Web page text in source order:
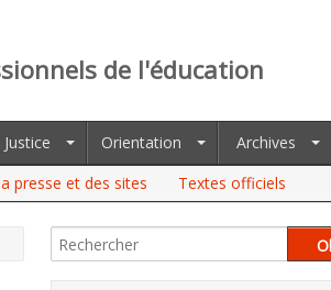
de l'éducation
Justice Orientation
Archives
presse et des sites Textes officiels